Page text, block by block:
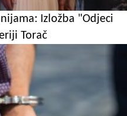
Izložba "Odjeci
Torač